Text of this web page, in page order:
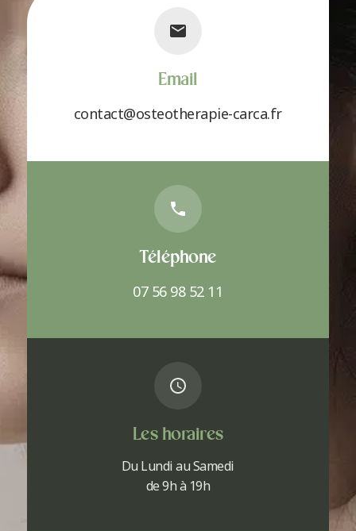
Email
contact@osteotherapie-carca.fr
Téléphone
07 56 98 52 11
Les horaires
Du Lundi au Samedi
de 9h à 19h